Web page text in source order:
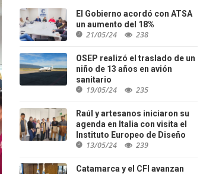
El Gobierno acordó con ATSA
un aumento del 18%
21/05/24 238
OSEP realizó el traslado de un
niño de 13 años en avión
sanitario
19/05/24 235
Raúl y artesanos iniciaron su
agenda en Italia con visita el
Instituto Europeo de Diseño
13/05/24 239
Catamarca y el CFI avanzan